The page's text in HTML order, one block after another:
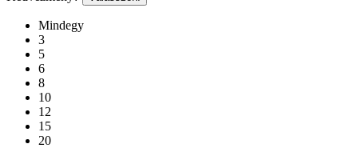
Mindegy
3
5
6
8
10
12
15
20